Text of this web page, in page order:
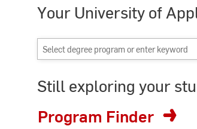
Your University of
Select
degree
or
keyword
Still exploring your
Program Finder